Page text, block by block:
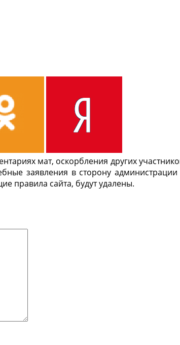
мат, оскорбления других
заявления в сторону
правила сайта, будут удалены.